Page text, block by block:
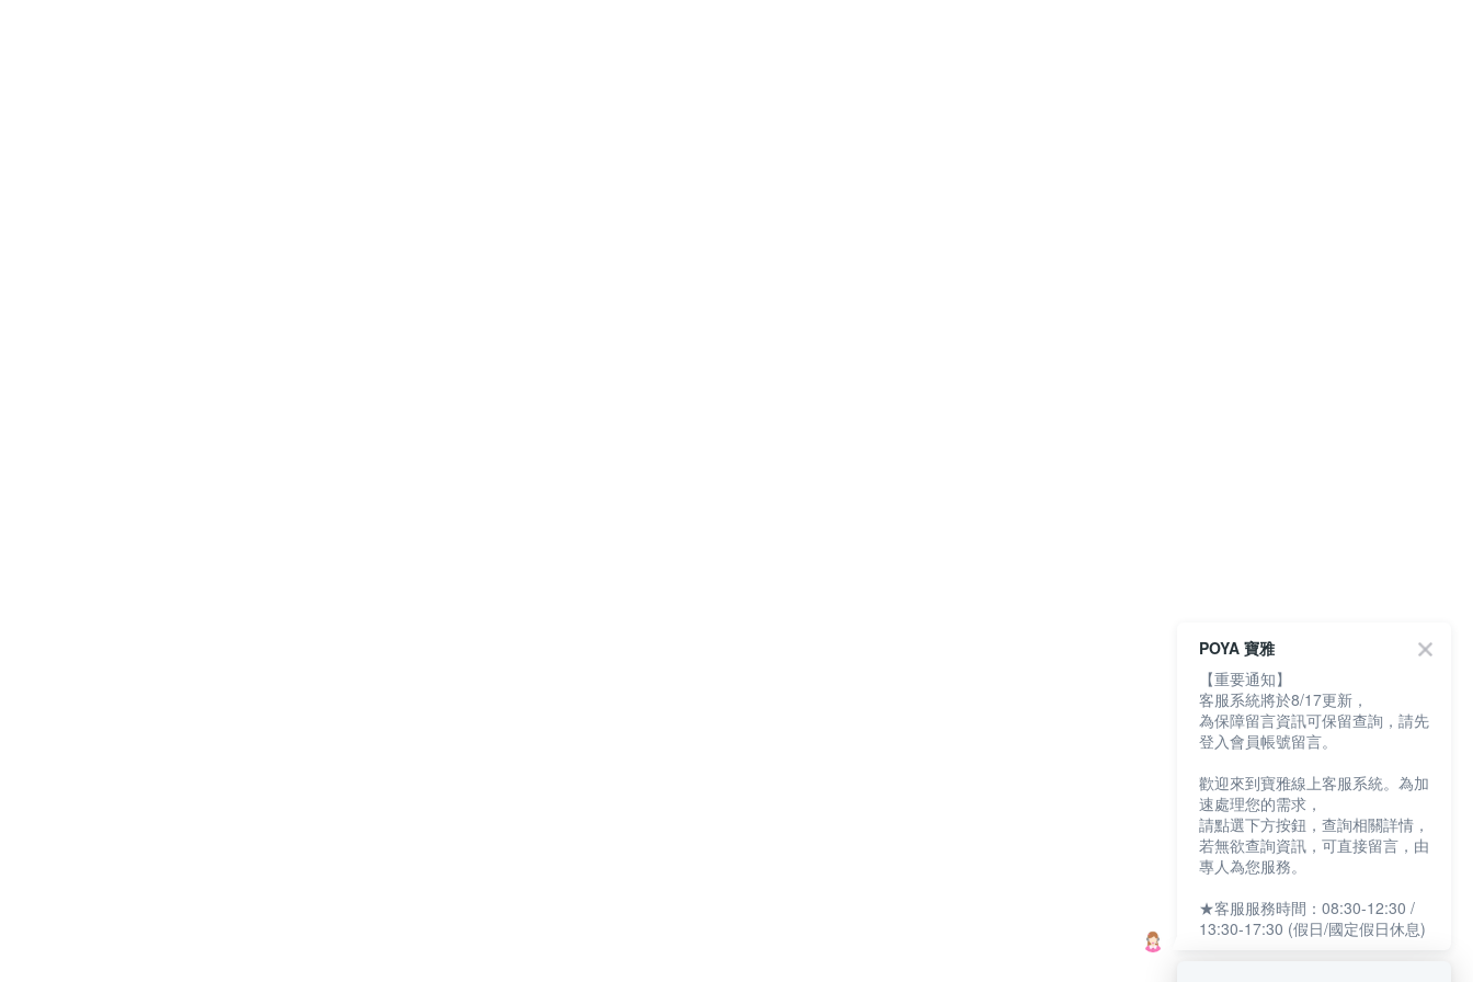
POYA 寶雅
【重要通知】
客服系統將於8/17更新，
為保障留言資訊可保留查詢，請先
登入會員帳號留言。
歡迎來到寶雅線上客服系統。為加
速處理您的需求，
請點選下方按鈕，查詢相關詳情，
若無欲查詢資訊，可直接留言，由
專人為您服務。
★客服服務時間：08:30-12:30 /
13:30-17:30 (假日/國定假日休息)